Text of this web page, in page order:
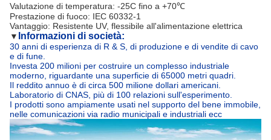
Valutazione di temperatura: -25C fino a +70℃
Prestazione di fuoco: IEC 60332-1
Vantaggio: Resistente UV, flessibile all'alimentazione elettrica
▼ Informazioni di società:
30 anni di esperienza di R & S, di produzione e di vendite di cavo
e di fune.
Investa 200 milioni per costruire un complesso industriale
moderno, riguardante una superficie di 65000 metri quadri.
Il reddito annuo è di circa 500 milione dollari americani.
Laboratorio di CNAS, più di 100 relazioni sull'esperimento.
I prodotti sono ampiamente usati nel supporto del bene immobile,
nelle comunicazioni via radio municipali e industriali ecc